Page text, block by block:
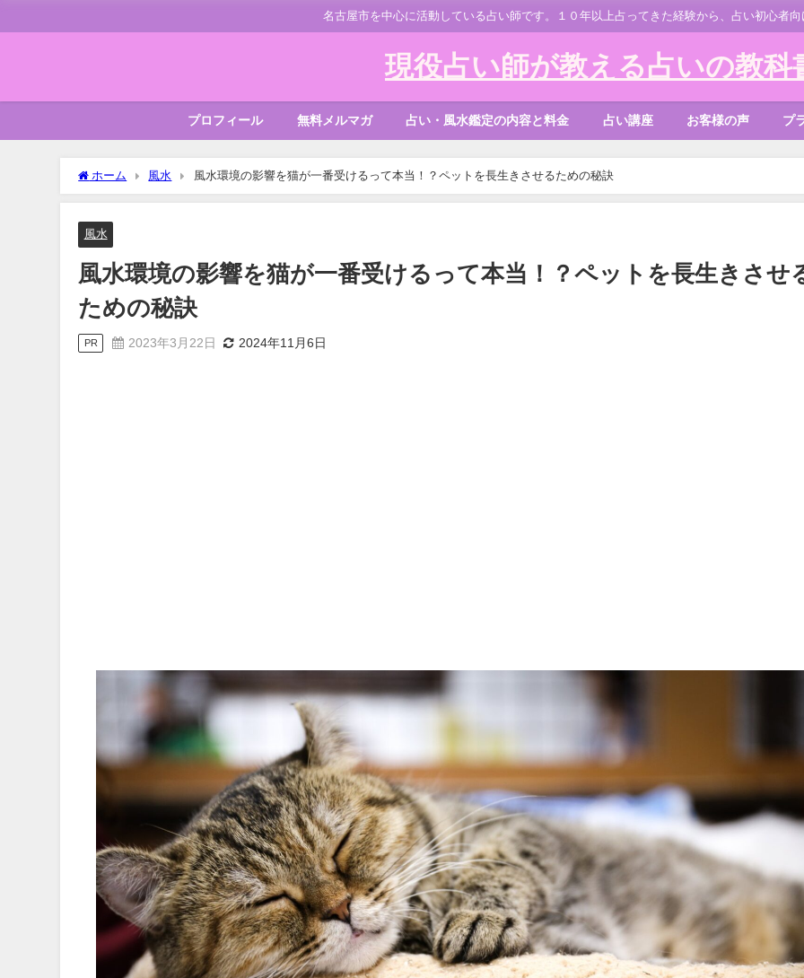
名古屋市を中心に活動している占い師です。１０年以上占ってきた経験から、占い初心者
現役占い師が教える占いの教科
プロフィール 無料メルマガ 占い・風水鑑定の内容と料金 占い講座 お客様の声 プ
ホーム 風水 風水環境の影響を猫が一番受けるって本当！？ペットを長生きさせるための秘訣
風水
風水環境の影響を猫が一番受けるって本当！？ペットを長生きさせ
ための秘訣
PR 2023年3月22日 2024年11月6日